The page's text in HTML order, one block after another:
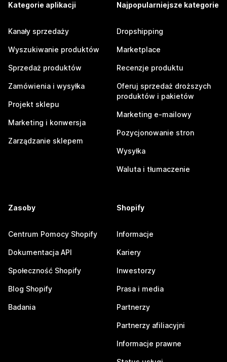
Kategorie aplikacji
Kanały sprzedaży
Wyszukiwanie produktów
Sprzedaż produktów
Zamówienia i wysyłka
Projekt sklepu
Marketing i konwersja
Zarządzanie sklepem
Najpopularniejsze kategorie
Dropshipping
Marketplace
Recenzje produktu
Oferuj sprzedaż droższych
produktów i pakietów
Marketing e-mailowy
Pozycjonowanie stron
Wysyłka
Waluta i tłumaczenie
Zasoby
Centrum Pomocy Shopify
Dokumentacja API
Społeczność Shopify
Blog Shopify
Badania
Shopify
Informacje
Kariery
Inwestorzy
Prasa i media
Partnerzy
Partnerzy afiliacyjni
Informacje prawne